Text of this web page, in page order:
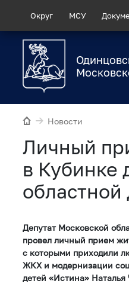
Округ МСУ
Новости
Личный
в Кубинке
Депутат Московской
провел личный прием
с которыми приходили
ЖКХ и модернизации
детей «Истина»